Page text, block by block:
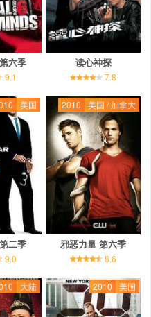
六季
9.1
读心神探
7.8
美国
二季
9.0
2010 美国 / 加拿大
邪恶力量 第六季
8.6
大陆 2010 美国